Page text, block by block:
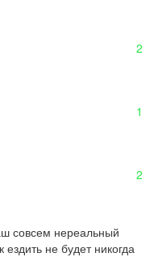
2
1
2
совсем нереальный
не будет никогда